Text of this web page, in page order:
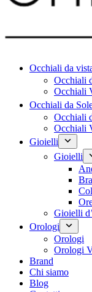
Occhiali da
Occhiali
Occhiali
Occhiali da
Occhiali
Occhiali
Gioielli
Gioielli
Gioielli
Orologi
Orologi
Orologi
Brand
Chi siamo
Blog